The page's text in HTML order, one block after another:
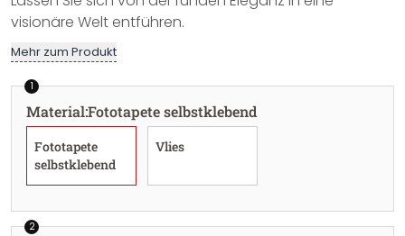
visionäre Welt entführen.
Mehr zum Produkt
1
Material:Fototapete selbstklebend
Fototapete
selbstklebend
Vlies
2